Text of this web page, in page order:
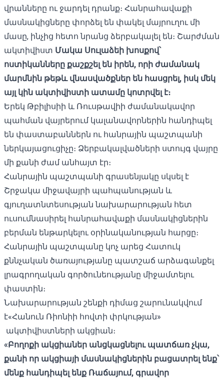
վրանները ու ջարդել դրանք։ Հանրահավաքի
մասնակիցները փորձել են փակել մայրուղու մի
մասը, ինչից հետո նրանց ձերբակալել են։ Շարժման
ակտիվիստ Մակա Սուլաձեի խոսքով՝
ոստիկանները քաշքշել են իրեն, որի ժամանակ
մարմնին թեթև վնասվածքներ են հասցրել, իսկ մեկ
այլ կին ակտիվիստի ատամը կոտրվել է։
Երեկ Թբիլիսիի և Ռուսթավիի ժամանակավոր
պահման վայրերում կալանավորներին հանդիպել
են փաստաբաններն ու հանրային պաշտպանի
ներկայացուցիչը։ Ձերբակալվածների ստույգ վայրը
մի քանի ժամ անհայտ էր։
Հանրային պաշտպանի գրասենյակը սկսել է
Շրջակա միջավայրի պահպանության և
գյուղատնտեսության նախարարության հետ
ուսումնասիրել հանրահավաքի մասնակիցներին
բերման ենթարկելու օրինականության հարցը։
Հանրային պաշտպանը կոչ արեց Հատուկ
քննչական ծառայությանը պատշաճ արձագանքել
լրագրողական գործունեությանը միջամտելու
փաստին։
Նախարարության շենքի դիմաց շարունակվում
է«Հանուն Ռիոնիի հովտի փրկության»
ակտիվիստների ակցիան։
«Բողոքի ակցիաներ անցկացնելու պատճառ չկա,
քանի որ ակցիայի մասնակիցներին բացատրել ենք՝
մենք հանդիպել ենք Ռաճայում, գրավոր